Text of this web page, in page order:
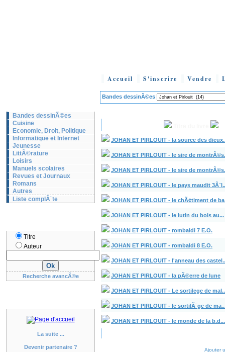
Accueil S'inscrire Vendre
Bandes dessinÃ©es
Cuisine
Economie, Droit, Politique
Informatique et Internet
Jeunesse
LittÃ©rature
Loisirs
Manuels scolaires
Revues et Journaux
Romans
Autres
Liste complÃ¨te
Titre
Auteur
Recherche avancÃ©e
La suite ...
Devenir partenaire ?
Bandes dessinÃ©es
JOHAN ET PIRLOUIT - la source des
JOHAN ET PIRLOUIT - le sire de
JOHAN ET PIRLOUIT - le sire de
JOHAN ET PIRLOUIT - le pays maudit
JOHAN ET PIRLOUIT - le chÃ¢timent de
JOHAN ET PIRLOUIT - le lutin du bois au...
JOHAN ET PIRLOUIT - rombaldi 7 E.O.
JOHAN ET PIRLOUIT - rombaldi 8 E.O.
JOHAN ET PIRLOUIT - l'anneau des
JOHAN ET PIRLOUIT - la pÃ®erre de lune
JOHAN ET PIRLOUIT - Le sortilege de
JOHAN ET PIRLOUIT - le sortilÃ¨ge de
JOHAN ET PIRLOUIT - le monde de la
Ajouter